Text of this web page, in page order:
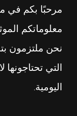
معلوماتكم
نحن ملتزمون
التي
اليومية.